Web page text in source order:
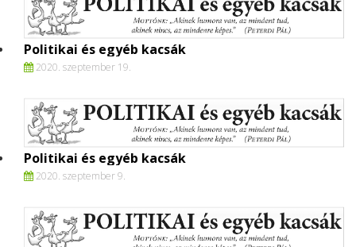
Politikai és egyéb kacsák
2020. szeptember 19.
Politikai és egyéb kacsák
2020. szeptember 9.